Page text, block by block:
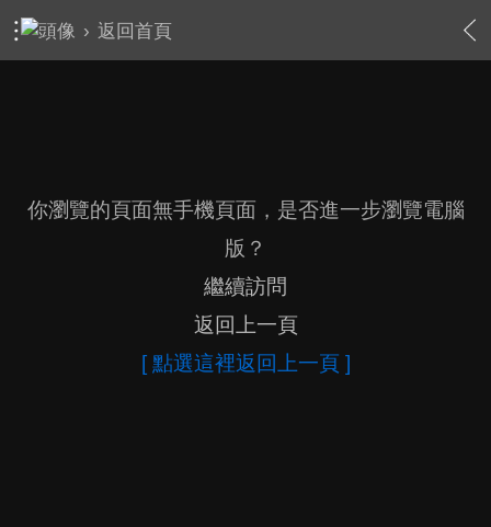
› 返回首頁
你瀏覽的頁面無手機頁面，是否進一步瀏覽電腦
版？
繼續訪問
返回上一頁
[ 點選這裡返回上一頁 ]